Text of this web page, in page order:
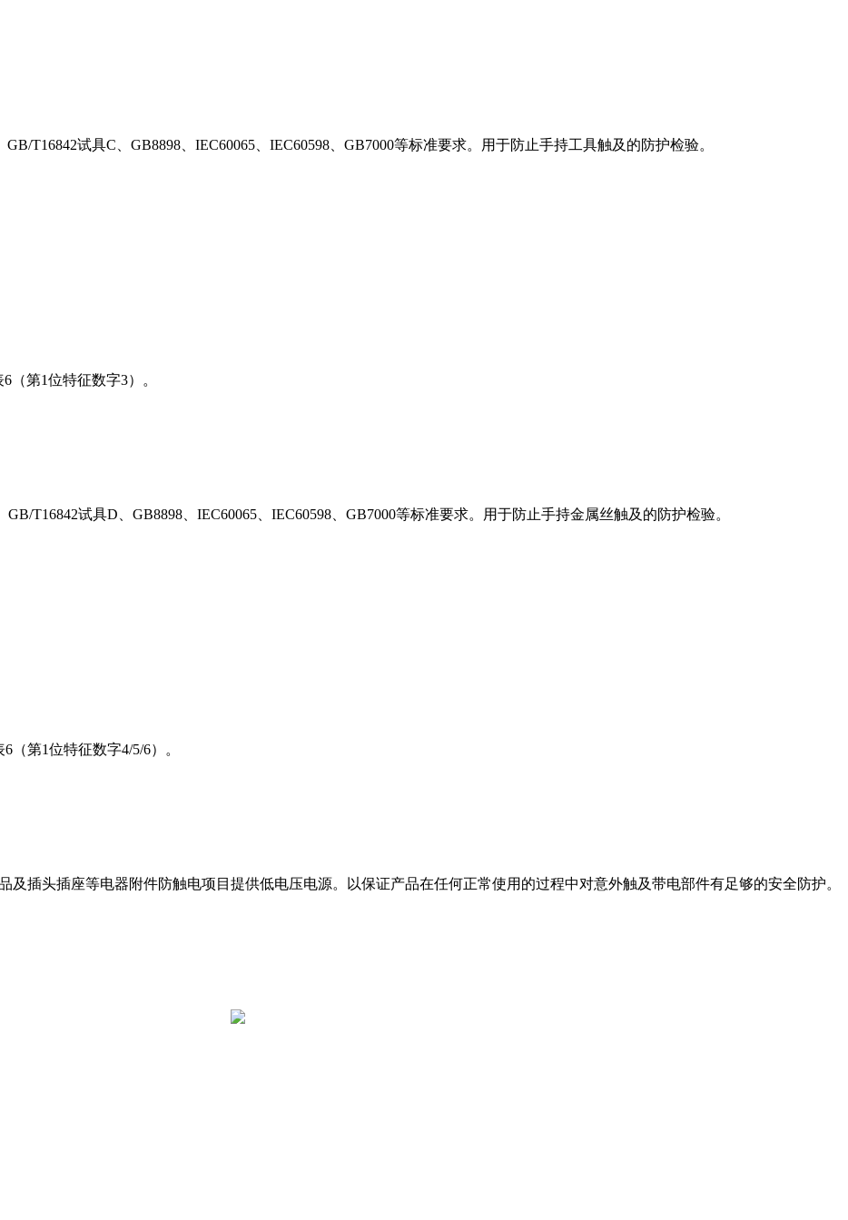
T16842试具C、GB8898、IEC60065、IEC60598、GB7000等标准要求。用于防止手持工具触及的防护检验。
（第1位特征数字3）。
T16842试具D、GB8898、IEC60065、IEC60598、GB7000等标准要求。用于防止手持金属丝触及的防护检验。
第1位特征数字4/5/6）。
头插座等电器附件防触电项目提供低电压电源。以保证产品在任何正常使用的过程中对意外触及带电部件有足够的安全防护。